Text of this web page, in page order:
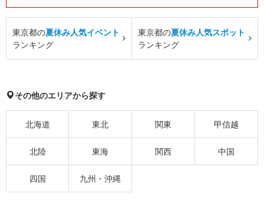
東京都の夏休み人気イベント
ランキング
東京都の夏休み人気スポット
ランキング
その他のエリアから探す
北海道 東北 関東 甲信越
北陸 東海 関西 中国
四国 九州・沖縄